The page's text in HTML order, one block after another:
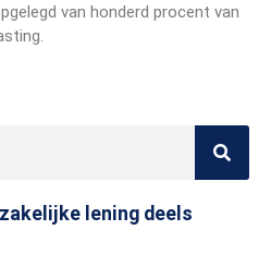
van honderd procent van
lening deels